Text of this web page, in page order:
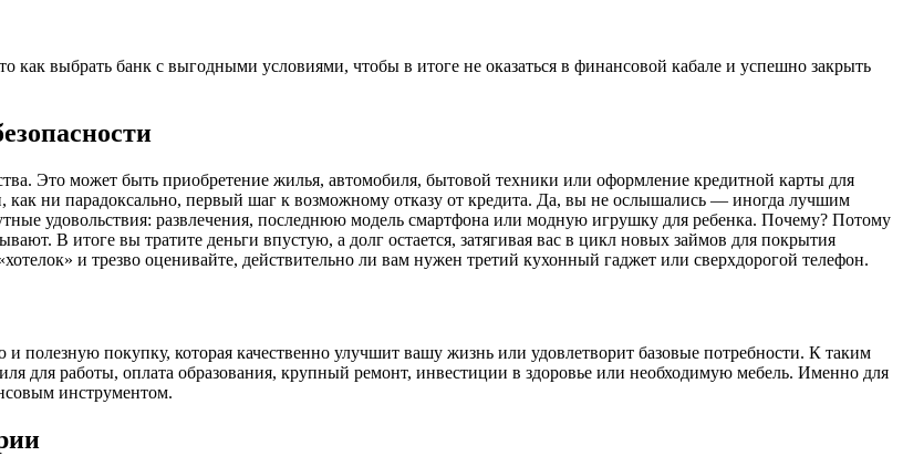
как выбрать банк с выгодными условиями, чтобы в итоге не оказаться в финансовой кабале и успешно закрыть
Это может быть приобретение жилья, автомобиля, бытовой техники или оформление кредитной карты для
ни парадоксально, первый шаг к возможному отказу от кредита. Да, вы не ослышались — иногда лучшим
удовольствия: развлечения, последнюю модель смартфона или модную игрушку для ребенка. Почему? Потому
В итоге вы тратите деньги впустую, а долг остается, затягивая вас в цикл новых займов для покрытия
и трезво оценивайте, действительно ли вам нужен третий кухонный гаджет или сверхдорогой телефон.
полезную покупку, которая качественно улучшит вашу жизнь или удовлетворит базовые потребности. К таким
для работы, оплата образования, крупный ремонт, инвестиции в здоровье или необходимую мебель. Именно для
инструментом.